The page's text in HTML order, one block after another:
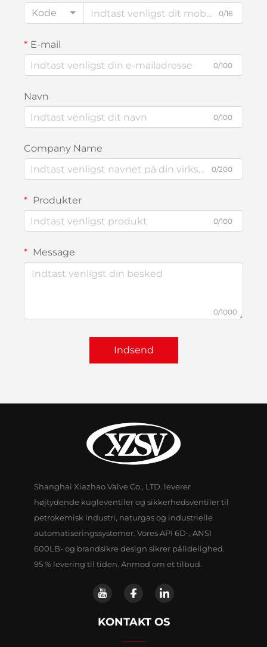
Kode
0/16
E-mail
0/100
Navn
0/100
Company Name
0/200
Produkter
0/100
Message
0/1000
Indsend
Shanghai Xiazhao Valve Co., LTD. leverer
højtydende kugleventiler og sikkerhedsventiler til
petrokemisk industri, naturgas og industrielle
automatiseringssystemer. Vores API 6D-, ANSI
600LB- og brandsikre design sikrer pålidelighed.
95 % levering til tiden. Anmod om et tilbud.
KONTAKT OS